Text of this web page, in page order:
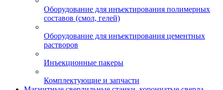
Оборудование для инъектирования полимерных
составов (смол, гелей)
Оборудование для инъектирования цементных
растворов
Инъекционные пакеры
Комплектующие и запчасти